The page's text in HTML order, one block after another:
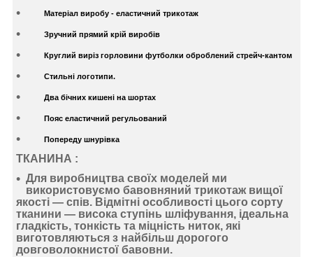
Матеріал виробу - еластичний трикотаж
Зручний прямий крій виробів
Круглий виріз горловини футболки оброблений стрейч-кантом
Стильні логотипи.
Два бічних кишені на шортах
Пояс еластичний регульований
Попереду шнурівка
ТКАНИНА :
Для виробництва своїх моделей ми
використовуємо бавовняний трикотаж вищої
якості — спів. Відмітні особливості цього сорту
тканини — висока ступінь шліфування, ідеальна
гладкість, тонкість та міцність ниток, які
виготовляються з найбільш дорогого
довговолокнистої бавовни.